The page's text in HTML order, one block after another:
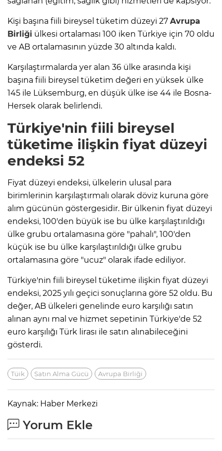
Kişi başına fiili bireysel tüketim düzeyi 27 Avrupa
Birliği ülkesi ortalaması 100 iken Türkiye için 70 oldu
ve AB ortalamasının yüzde 30 altında kaldı.
Karşılaştırmalarda yer alan 36 ülke arasında kişi
başına fiili bireysel tüketim değeri en yüksek ülke
145 ile Lüksemburg, en düşük ülke ise 44 ile Bosna-
Hersek olarak belirlendi.
Türkiye'nin fiili bireysel
tüketime ilişkin fiyat düzeyi
endeksi 52
Fiyat düzeyi endeksi, ülkelerin ulusal para
birimlerinin karşılaştırmalı olarak döviz kuruna göre
alım gücünün göstergesidir. Bir ülkenin fiyat düzeyi
endeksi, 100'den büyük ise bu ülke karşılaştırıldığı
ülke grubu ortalamasına göre "pahalı", 100'den
küçük ise bu ülke karşılaştırıldığı ülke grubu
ortalamasına göre "ucuz" olarak ifade ediliyor.
Türkiye'nin fiili bireysel tüketime ilişkin fiyat düzeyi
endeksi, 2025 yılı geçici sonuçlarına göre 52 oldu. Bu
değer, AB ülkeleri genelinde euro karşılığı satın
alınan aynı mal ve hizmet sepetinin Türkiye'de 52
euro karşılığı Türk lirası ile satın alınabileceğini
gösterdi.
Tüik Satın Alma Gücü Avrupa Birliği
Kaynak: Haber Merkezi
Yorum Ekle